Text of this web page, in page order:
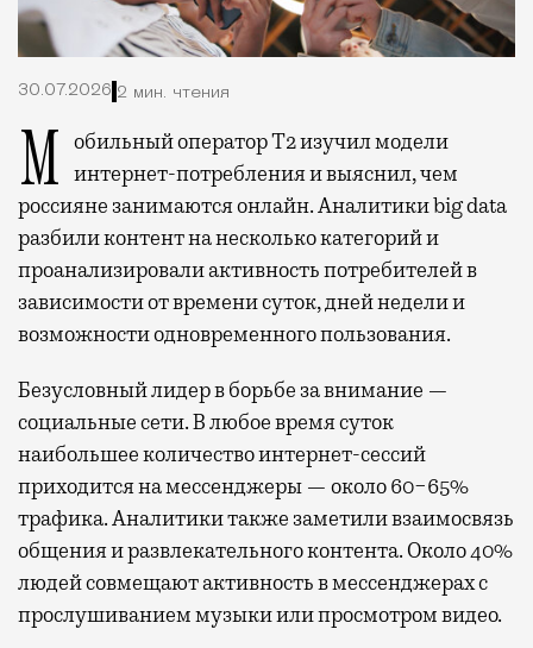
30.07.2026 2 мин. чтения
Мобильный оператор Т2 изучил модели интернет-потребления и выяснил, чем
россияне занимаются онлайн. Аналитики big data
разбили контент на несколько категорий и
проанализировали активность потребителей в
зависимости от времени суток, дней недели и
возможности одновременного пользования.
Безусловный лидер в борьбе за внимание —
социальные сети. В любое время суток
наибольшее количество интернет-сессий
приходится на мессенджеры — около 60−65%
трафика. Аналитики также заметили взаимосвязь
общения и развлекательного контента. Около 40%
людей совмещают активность в мессенджерах с
прослушиванием музыки или просмотром видео.